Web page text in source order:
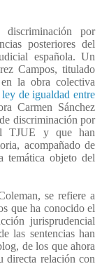
por
posteriores del
española. Un
Campos, titulado
la obra colectiva
de igualdad entre
Carmen Sánchez
discriminación por
TJUE y que han
acompañado de
temática objeto del
se refiere a
que ha conocido el
jurisprudencial
las sentencias han
de los que ahora
directa relación con